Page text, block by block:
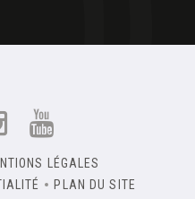
LÉGALES
PLAN DU SITE